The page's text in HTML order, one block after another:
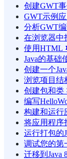
创建GWT
GWT示例
分析GWT
在浏览器中
使用HTML
Java的基础
创建一个
浏览项目结
创建包和类
编写
构建和运行
将应用程序
运行打包的
调试您的第
迁移到Java